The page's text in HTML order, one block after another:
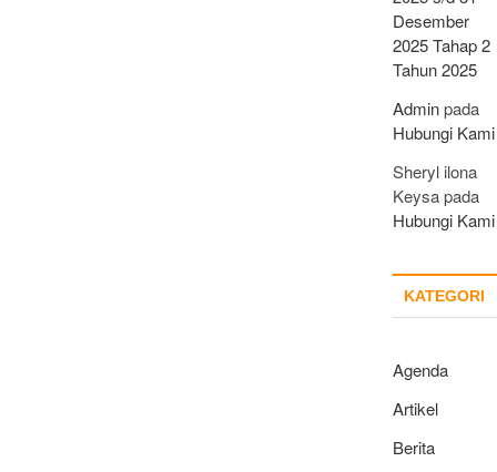
Desember
2025 Tahap 2
Tahun 2025
Adminpada
Hubungi Kami
Sheryl ilona
Keysapada
Hubungi Kami
KATEGORI
Agenda
Artikel
Berita